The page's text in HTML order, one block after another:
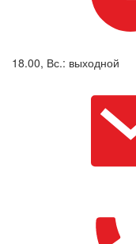
18.00, Вс.: выходной